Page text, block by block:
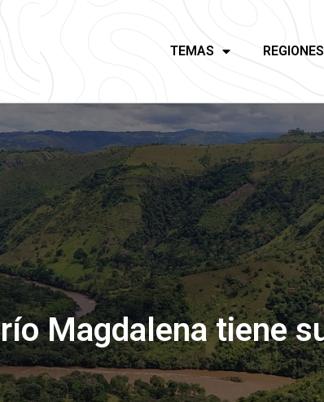
TEMAS REGIONES
Magdalena tiene